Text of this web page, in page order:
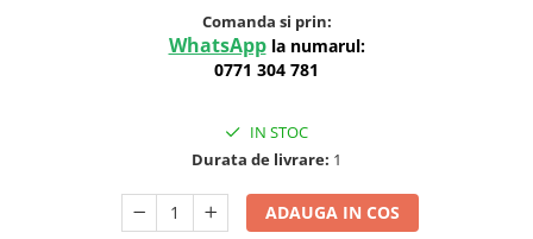
Comanda si prin:
WhatsApp la numarul:
0771 304 781
IN STOC
Durata de livrare: 1
ADAUGA IN COS